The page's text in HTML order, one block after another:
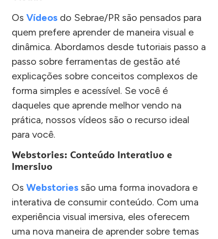
Os Vídeos do Sebrae/PR são pensados para
quem prefere aprender de maneira visual e
dinâmica. Abordamos desde tutoriais passo a
passo sobre ferramentas de gestão até
explicações sobre conceitos complexos de
forma simples e acessível. Se você é
daqueles que aprende melhor vendo na
prática, nossos vídeos são o recurso ideal
para você.
Webstories: Conteúdo Interativo e
Imersivo
Os Webstories são uma forma inovadora e
interativa de consumir conteúdo. Com uma
experiência visual imersiva, eles oferecem
uma nova maneira de aprender sobre temas